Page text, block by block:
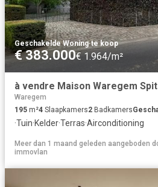
Geschakelde Woning·te koop
€ 383.000€ 1.964/m²
à vendre Maison Waregem
Waregem
195 m²4 Slaapkamers2 Badkamers
·Tuin·Kelder·Terras·Airconditioning
Meer dan 1 maand geleden aangeboden
immovlan